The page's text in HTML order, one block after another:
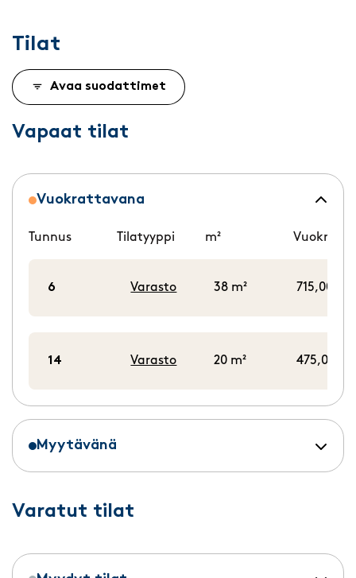
Tilat
Avaa suodattimet
Vapaat tilat
Vuokrattavana
Tunnus Tilatyyppi m² Vuokra/
6 Varasto 38 m² 715,00 €/
14 Varasto 20 m² 475,00 €/
Myytävänä
Varatut tilat